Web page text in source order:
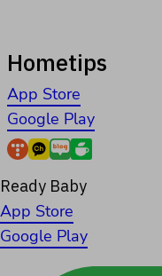
Hometips
App Store
Google Play
Ready Baby
App Store
Google Play